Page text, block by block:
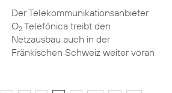
Der Telekommunikationsanbieter
O2Telefónica treibt den
Netzausbau auch in der
Fränkischen Schweiz weiter voran